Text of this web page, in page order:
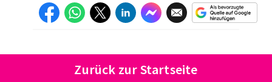
Zurück zur Startseite